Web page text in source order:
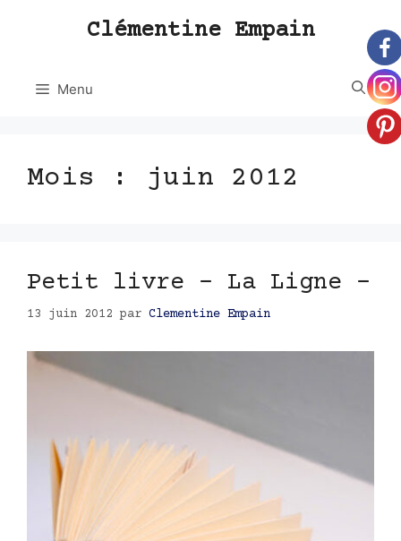
Clémentine Empain
Menu
Mois : juin 2012
Petit livre – La Ligne –
13 juin 2012 par Clementine Empain